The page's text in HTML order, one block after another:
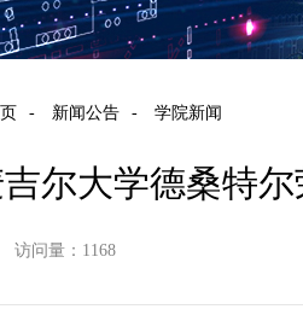
- 新闻公告 - 学院新闻
尔大学德桑特
访问量： 1168